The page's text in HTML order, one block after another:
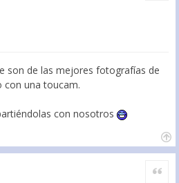
son de las mejores fotografías de
con una toucam.
con nosotros
Citar